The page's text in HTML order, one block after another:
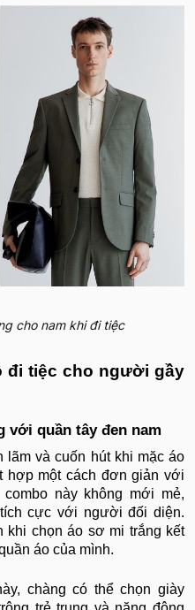
cho nam khi đi tiệc
đi tiệc cho người gầy
với quần tây đen nam
và cuốn hút khi mặc áo
hợp một cách đơn giản với
này không mới mẻ,
cực với người đối diện.
khi chọn áo sơ mi trắng kết
áo của mình.
chàng có thể chọn giày